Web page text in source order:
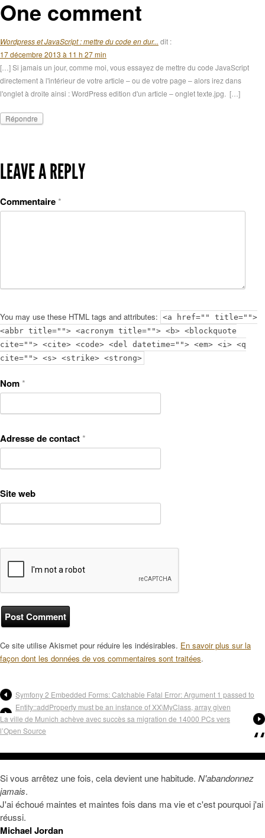
One comment
Wordpress et JavaScript : mettre du code en dur... dit :
17 décembre 2013 à 11 h 27 min
[…] Si jamais un jour, comme moi, vous essayez de mettre du code JavaScript
directement à l'intérieur de votre article – ou de votre page – alors irez dans
l'onglet à droite ainsi : WordPress edition d'un article – onglet texte.jpg. […]
Répondre
LEAVE A REPLY
Commentaire*
You may use these HTML tags and attributes: <a href="" title="">
<abbr title=""> <acronym title=""> <b> <blockquote
cite=""> <cite> <code> <del datetime=""> <em> <i> <q
cite=""> <s> <strike> <strong>
Nom*
Adresse de contact*
Site web
Ce site utilise Akismet pour réduire les indésirables. En savoir plus sur la
façon dont les données de vos commentaires sont traitées.
Symfony 2 Embedded Forms: Catchable Fatal Error: Argument 1 passed to
Entity::addProperty must be an instance of XX\MyClass, array given
La ville de Munich achève avec succès sa migration de 14000 PCs vers
l’Open Source
Si vous arrêtez une fois, cela devient une habitude. N'abandonnez
jamais.
J'ai échoué maintes et maintes fois dans ma vie et c'est pourquoi j'ai
réussi.
Michael Jordan